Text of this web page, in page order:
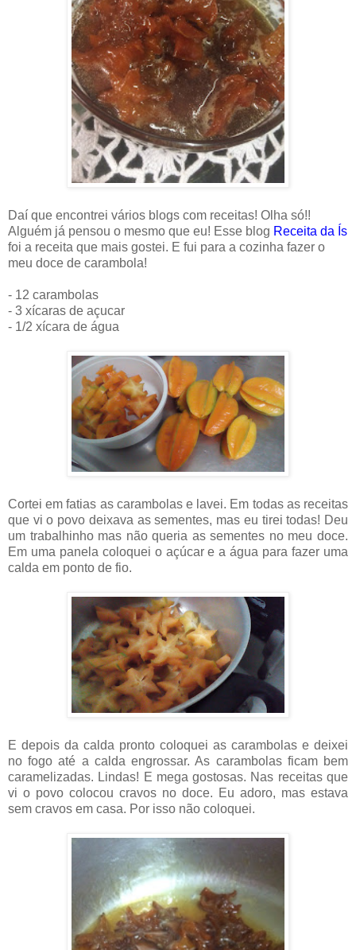
Daí que encontrei vários blogs com receitas! Olha só!!
Alguém já pensou o mesmo que eu! Esse blog Receita da Ís
foi a receita que mais gostei. E fui para a cozinha fazer o
meu doce de carambola!
- 12 carambolas
- 3 xícaras de açucar
- 1/2 xícara de água
Cortei em fatias as carambolas e lavei. Em todas as receitas
que vi o povo deixava as sementes, mas eu tirei todas! Deu
um trabalhinho mas não queria as sementes no meu doce.
Em uma panela coloquei o açúcar e a água para fazer uma
calda em ponto de fio.
E depois da calda pronto coloquei as carambolas e deixei
no fogo até a calda engrossar. As carambolas ficam bem
caramelizadas. Lindas! E mega gostosas. Nas receitas que
vi o povo colocou cravos no doce. Eu adoro, mas estava
sem cravos em casa. Por isso não coloquei.